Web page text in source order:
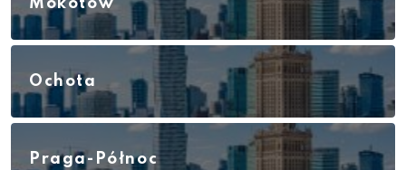
Mokotów
Ochota
Praga-Północ